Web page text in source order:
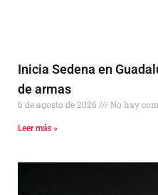
Inicia Sedena en
de armas
6 de agosto de 2026 No hay
Leer más »